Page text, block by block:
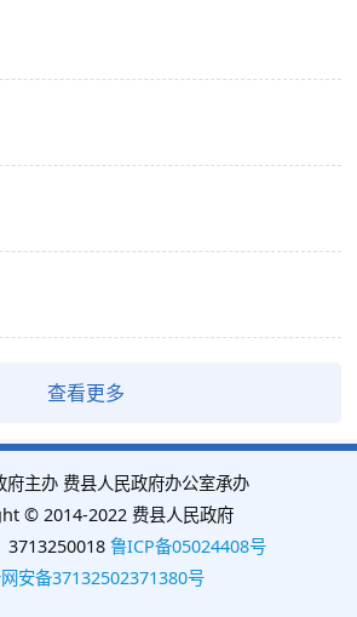
查看更多
府主办 费县人民政府办公室承办
© 2014-2022 费县人民政府
3713250018 鲁ICP备05024408号
安备37132502371380号